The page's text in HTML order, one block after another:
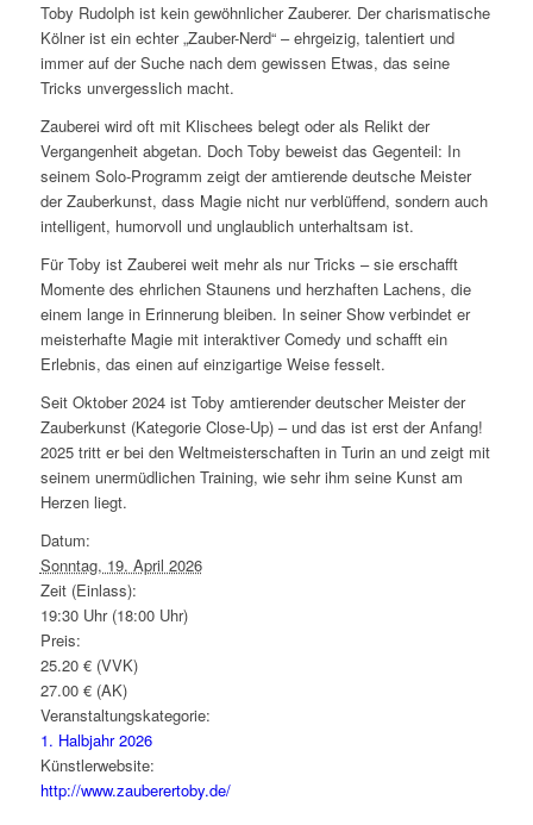
Toby Rudolph ist kein gewöhnlicher Zauberer. Der charismatische
Kölner ist ein echter „Zauber-Nerd“ – ehrgeizig, talentiert und
immer auf der Suche nach dem gewissen Etwas, das seine
Tricks unvergesslich macht.
Zauberei wird oft mit Klischees belegt oder als Relikt der
Vergangenheit abgetan. Doch Toby beweist das Gegenteil: In
seinem Solo-Programm zeigt der amtierende deutsche Meister
der Zauberkunst, dass Magie nicht nur verblüffend, sondern auch
intelligent, humorvoll und unglaublich unterhaltsam ist.
Für Toby ist Zauberei weit mehr als nur Tricks – sie erschafft
Momente des ehrlichen Staunens und herzhaften Lachens, die
einem lange in Erinnerung bleiben. In seiner Show verbindet er
meisterhafte Magie mit interaktiver Comedy und schafft ein
Erlebnis, das einen auf einzigartige Weise fesselt.
Seit Oktober 2024 ist Toby amtierender deutscher Meister der
Zauberkunst (Kategorie Close-Up) – und das ist erst der Anfang!
2025 tritt er bei den Weltmeisterschaften in Turin an und zeigt mit
seinem unermüdlichen Training, wie sehr ihm seine Kunst am
Herzen liegt.
Datum:
Sonntag, 19. April 2026
Zeit (Einlass):
19:30 Uhr (18:00 Uhr)
Preis:
25.20 € (VVK)
27.00 € (AK)
Veranstaltungskategorie:
1. Halbjahr 2026
Künstlerwebsite:
http://www.zauberertoby.de/